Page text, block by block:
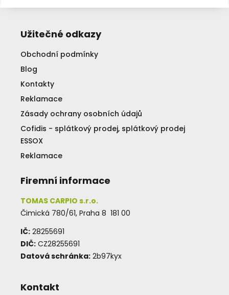
Užitečné odkazy
Obchodní podmínky
Blog
Kontakty
Reklamace
Zásady ochrany osobních údajů
Cofidis - splátkový prodej, splátkový prodej
ESSOX
Reklamace
Firemní informace
TOMAS CARPIO s.r.o.
Čimická 780/61, Praha 8 181 00
IČ: 28255691
DIČ: CZ28255691
Datová schránka: 2b97kyx
Kontakt